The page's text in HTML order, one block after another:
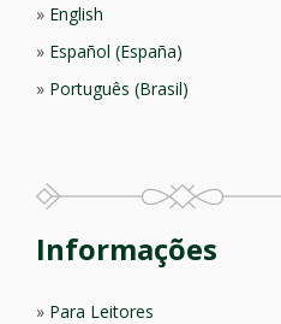
English
Español (España)
Português (Brasil)
Informações
Para Leitores